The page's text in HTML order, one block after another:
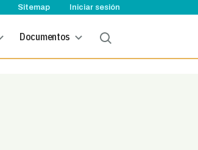
Sitemap User account menu
Iniciar sesión
Documentos